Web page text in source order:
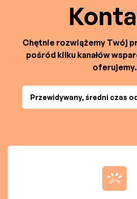
Chętnie rozwiążemy Twój
pośród kilku kanałów
oferujemy.
Przewidywany, średni czas